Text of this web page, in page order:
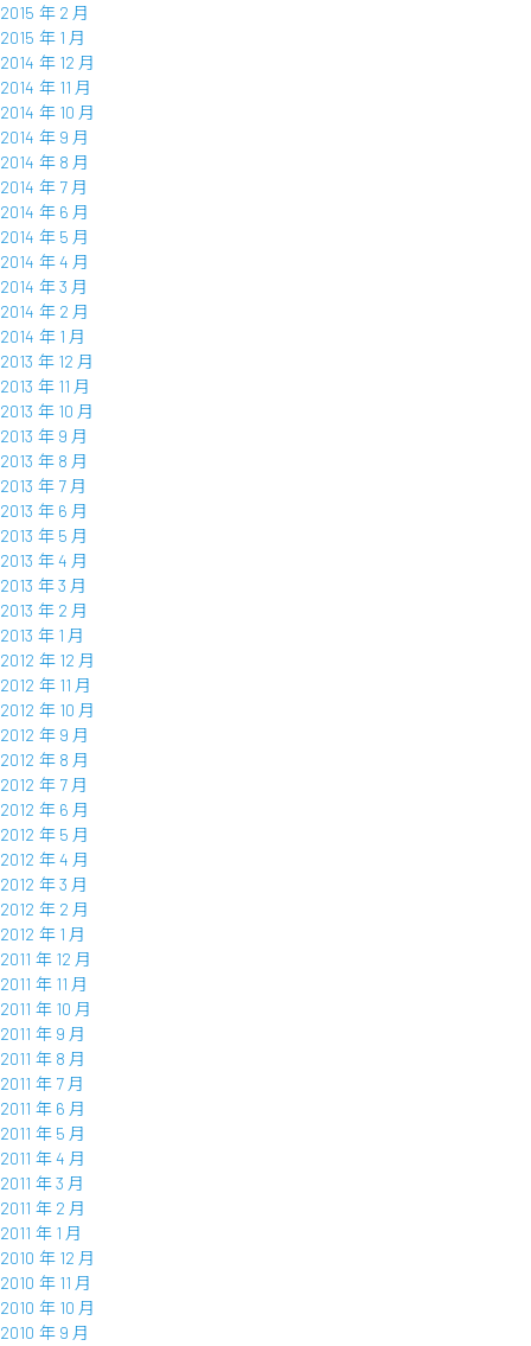
2015 年 2 月
2015 年 1 月
2014 年 12 月
2014 年 11 月
2014 年 10 月
2014 年 9 月
2014 年 8 月
2014 年 7 月
2014 年 6 月
2014 年 5 月
2014 年 4 月
2014 年 3 月
2014 年 2 月
2014 年 1 月
2013 年 12 月
2013 年 11 月
2013 年 10 月
2013 年 9 月
2013 年 8 月
2013 年 7 月
2013 年 6 月
2013 年 5 月
2013 年 4 月
2013 年 3 月
2013 年 2 月
2013 年 1 月
2012 年 12 月
2012 年 11 月
2012 年 10 月
2012 年 9 月
2012 年 8 月
2012 年 7 月
2012 年 6 月
2012 年 5 月
2012 年 4 月
2012 年 3 月
2012 年 2 月
2012 年 1 月
2011 年 12 月
2011 年 11 月
2011 年 10 月
2011 年 9 月
2011 年 8 月
2011 年 7 月
2011 年 6 月
2011 年 5 月
2011 年 4 月
2011 年 3 月
2011 年 2 月
2011 年 1 月
2010 年 12 月
2010 年 11 月
2010 年 10 月
2010 年 9 月